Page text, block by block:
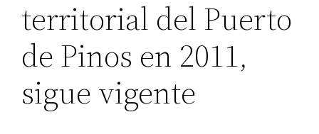
territorial del Puerto
de Pinos en 2011,
sigue vigente